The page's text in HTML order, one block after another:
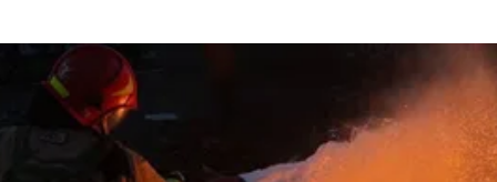
Polityka
Społeczeństwo